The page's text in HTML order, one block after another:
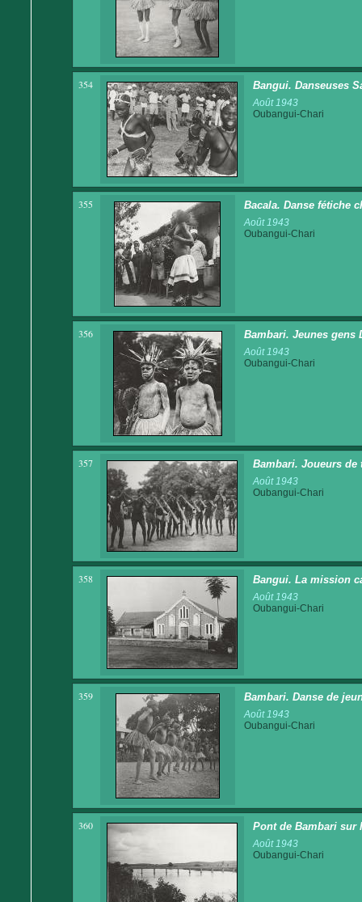
354 Bangui. Danseuses
Août 1943
Oubangui-Chari
355 Bacala. Danse fétiche
Août 1943
Oubangui-Chari
356 Bambari. Jeunes gens
Août 1943
Oubangui-Chari
357 Bambari. Joueurs de
Août 1943
Oubangui-Chari
358 Bangui. La mission
Août 1943
Oubangui-Chari
359 Bambari. Danse de
Août 1943
Oubangui-Chari
360 Pont de Bambari sur
Août 1943
Oubangui-Chari